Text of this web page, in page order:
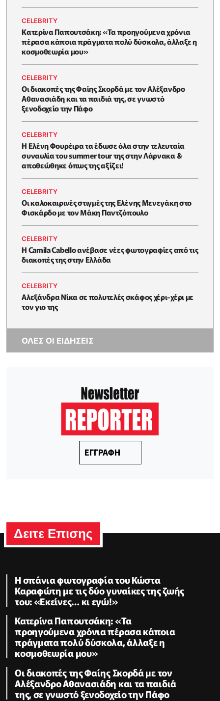
CELEBRITY
Κατερίνα Παπουτσάκη: «Τα προηγούμενα χρόνια
πέρασα κάποια πράγματα πολύ δύσκολα, άλλαξε η
κοσμοθεωρία μου»
CELEBRITY
Οι διακοπές της Φαίης Σκορδά με τον Αλέξανδρο
Αθανασιάδη και τα παιδιά της, σε γνωστό
ξενοδοχείο την Πάφο
CELEBRITY
Η Ελένη Φουρέιρα τα έδωσε όλα στην τελευταία
συναυλία του summer tour της στην Λάρνακα &
αποθεώθηκε όπως της αξίζει!
CELEBRITY
Oι καλοκαιρινές στιγμές της Ελένης Μενεγάκη στο
Φισκάρδο με τον Μάκη Παντζόπουλο
CELEBRITY
Η Camila Cabello ανέβασε νέες φωτογραφίες από τις
διακοπές της στην Ελλάδα
CELEBRITY
Αλεξάνδρα Νίκα σε πολυτελές σκάφος χέρι-χέρι με
τον γιο της
ΟΛΕΣ ΟΙ ΕΙΔΗΣΕΙΣ
ΕΓΓΡΑΦΗ
Δειτε Επισης
Η σπάνια φωτογραφία του Κώστα
Καραφώτη με τις δύο γυναίκες της ζωής
του: «Εκείνες… κι εγώ!»
Κατερίνα Παπουτσάκη: «Τα
προηγούμενα χρόνια πέρασα κάποια
πράγματα πολύ δύσκολα, άλλαξε η
κοσμοθεωρία μου»
Οι διακοπές της Φαίης Σκορδά με τον
Αλέξανδρο Αθανασιάδη και τα παιδιά
της, σε γνωστό ξενοδοχείο την Πάφο